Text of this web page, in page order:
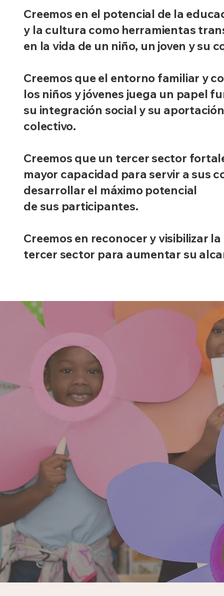
Creemos en el potencial de la
y la cultura como herramientas
en la vida de un niño, un joven y su
Creemos que el entorno familiar y
los niños y jóvenes juega un papel
su integración social y su
colectivo.
Creemos que un tercer sector
mayor capacidad para servir a sus
desarrollar el máximo potencial
de sus participantes.
Creemos en reconocer y visibilizar
tercer sector para aumentar su